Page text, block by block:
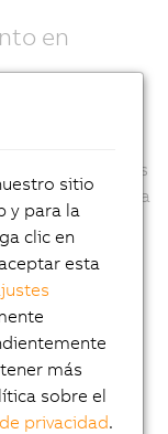
en
utilizan en
para
de productos
caracteres hasta
(16x40
del PLC.
sitio
y para la
clic en
esta
más
sobre el
privacidad.